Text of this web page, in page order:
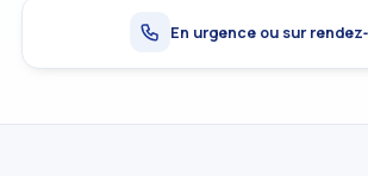
En urgence ou sur